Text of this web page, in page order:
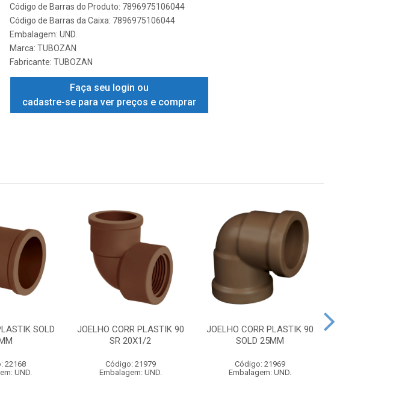
Código de Barras do Produto: 7896975106044
Código de Barras da Caixa: 7896975106044
Embalagem: UND.
Marca: TUBOZAN
Fabricante: TUBOZAN
Faça seu login ou
cadastre-se para ver preços e comprar
SOLD
22168
UND.
JOELHO CORR PLASTIK 90
SR 20X1/2
Código: 21979
Embalagem: UND.
JOELHO CORR PLASTIK 90
SOLD 25MM
Código: 21969
Embalagem: UND.